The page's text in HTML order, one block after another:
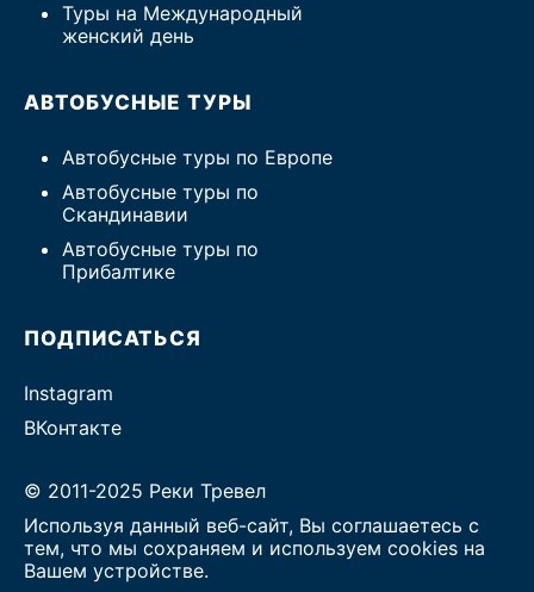
Туры на Международный
женский день
АВТОБУСНЫЕ ТУРЫ
Автобусные туры по Европе
Автобусные туры по
Скандинавии
Автобусные туры по
Прибалтике
ПОДПИСАТЬСЯ
Instagram
ВКонтакте
© 2011-2025 Реки Тревел
Используя данный веб-сайт, Вы соглашаетесь с
тем, что мы сохраняем и используем cookies на
Вашем устройстве.